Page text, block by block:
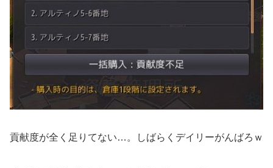
貢献度が全く足りてない…。しばらくデイリーがんばろｗ